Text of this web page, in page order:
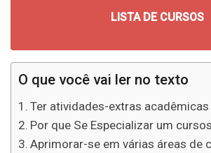
LISTA DE CURSOS
O que você vai ler no texto
Ter atividades-extras
Por que Se Especializar um
Aprimorar-se em várias áreas de